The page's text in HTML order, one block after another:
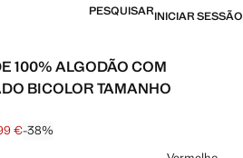
PESQUISARINICIAR SESSÃO
100% ALGODÃO COM
BICOLOR TAMANHO
[129,99 € ]
€ ]
€-38%
cor